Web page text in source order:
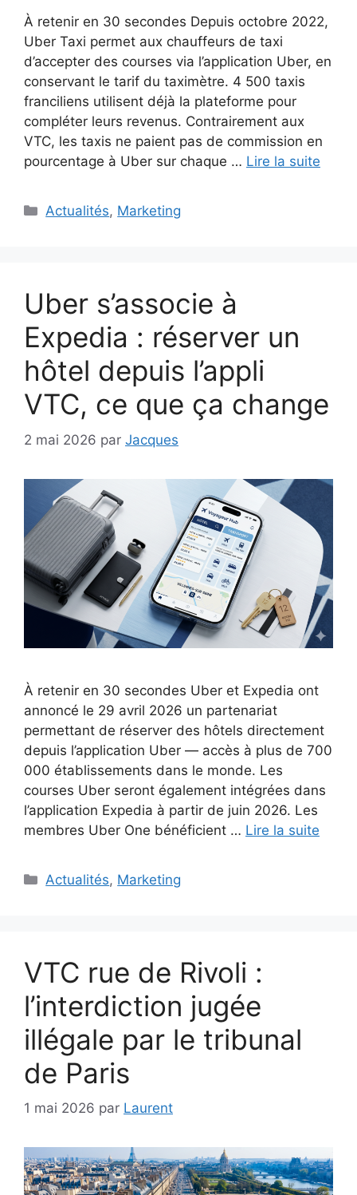
À retenir en 30 secondes Depuis octobre 2022,
Uber Taxi permet aux chauffeurs de taxi
d’accepter des courses via l’application Uber, en
conservant le tarif du taximètre. 4 500 taxis
franciliens utilisent déjà la plateforme pour
compléter leurs revenus. Contrairement aux
VTC, les taxis ne paient pas de commission en
pourcentage à Uber sur chaque … Lire la suite
Catégories
Actualités, Marketing
Uber s’associe à
Expedia : réserver un
hôtel depuis l’appli
VTC, ce que ça change
2 mai 2026 par Jacques
À retenir en 30 secondes Uber et Expedia ont
annoncé le 29 avril 2026 un partenariat
permettant de réserver des hôtels directement
depuis l’application Uber — accès à plus de 700
000 établissements dans le monde. Les
courses Uber seront également intégrées dans
l’application Expedia à partir de juin 2026. Les
membres Uber One bénéficient … Lire la suite
Catégories
Actualités, Marketing
VTC rue de Rivoli :
l’interdiction jugée
illégale par le tribunal
de Paris
1 mai 2026 par Laurent